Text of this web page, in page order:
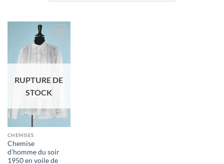
Ajouter
à la liste
d'envies
RUPTURE DE
STOCK
CHEMISES
Chemise
d’homme du soir
1950 en voile de